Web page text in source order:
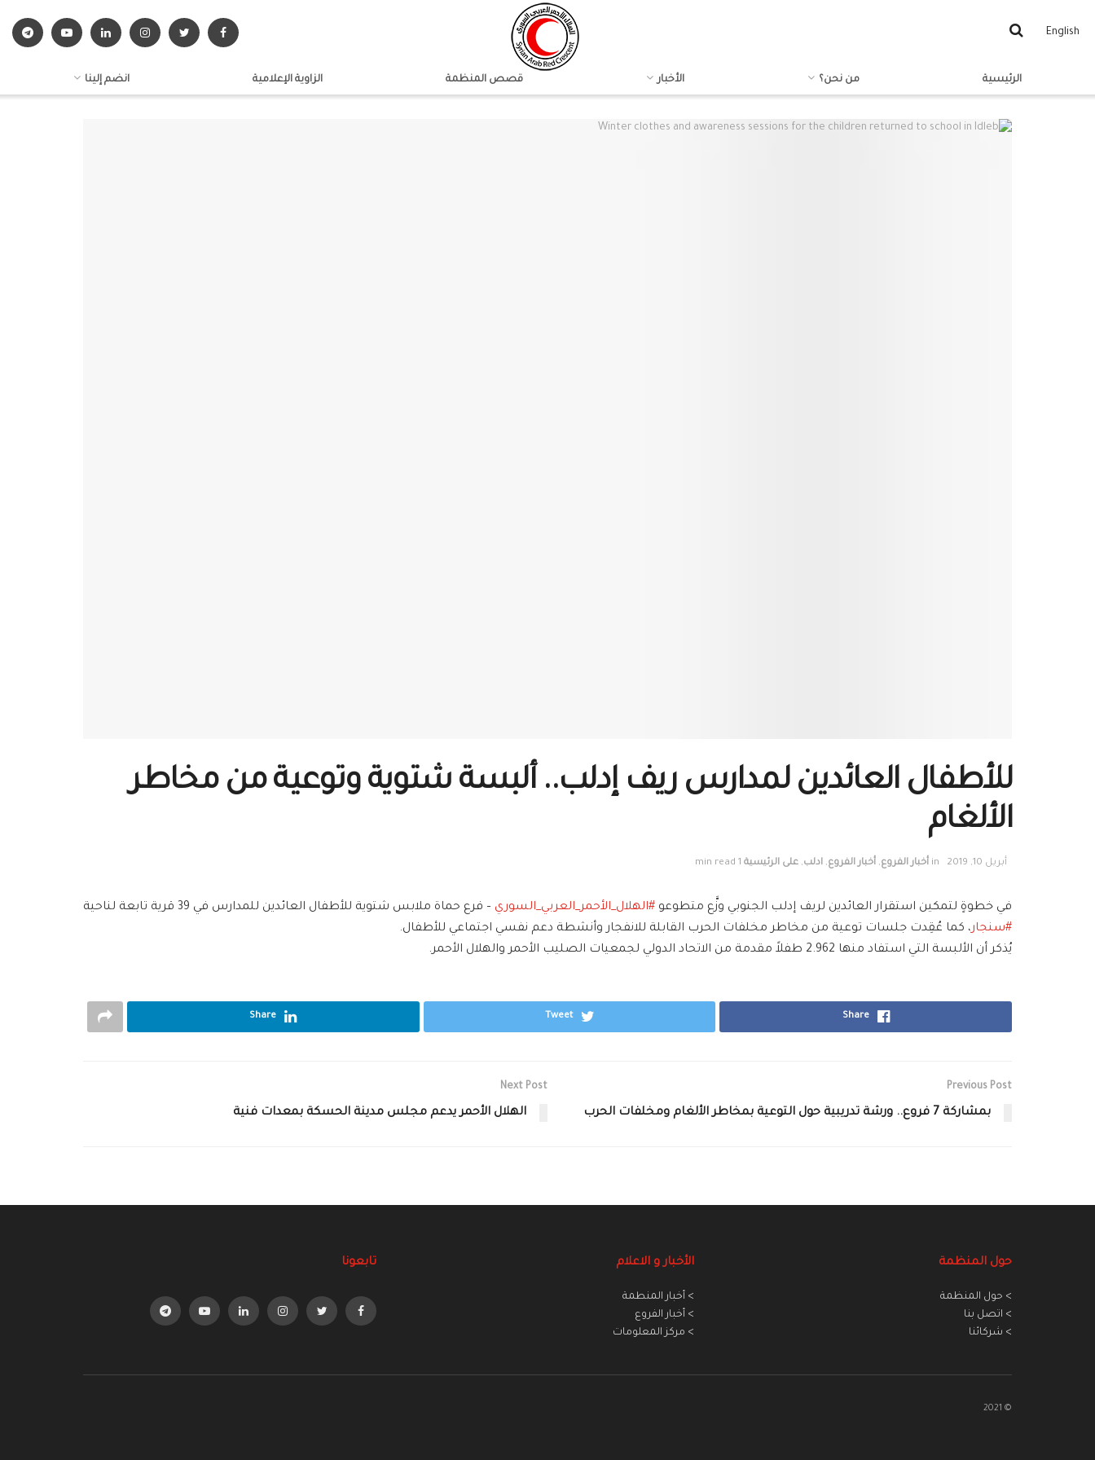
English
الرئيسية من نحن؟ الأخبار قصص المنظمة الزاوية الإعلامية انضم إلينا
للأطفال العائدين لمدارس ريف إدلب.. ألبسة شتوية وتوعية من مخاطر
الألغام
أبريل 10, 2019 in أخبار الفروع, أخبار الفروع, ادلب, على الرئيسية 1 min read
في خطوةٍ لتمكين استقرار العائدين لريف إدلب الجنوبي وزَّع متطوعو #الهلال_الأحمر_العربي_السوري – فرع حماة ملابس شتوية للأطفال العائدين للمدارس في 39 قرية تابعة لناحية
#سنجار، كما عُقِدت جلسات توعية من مخاطر مخلفات الحرب القابلة للانفجار وأنشطة دعم نفسي اجتماعي للأطفال.
يُذكر أن الألبسة التي استفاد منها 2.962 طفلاً مقدمة من الاتحاد الدولي لجمعيات الصليب الأحمر والهلال الأحمر.
Share
Tweet
Share
Previous Post
بمشاركة 7 فروع.. ورشة تدريبية حول التوعية بمخاطر الألغام ومخلفات الحرب
Next Post
الهلال الأحمر يدعم مجلس مدينة الحسكة بمعدات فنية
حول المنظمة
> حول المنظمة
> اتصل بنا
> شركائنا
الأخبار و الاعلام
> أخبار المنطمة
> أخبار الفروع
> مركز المعلومات
تابعونا
© 2021